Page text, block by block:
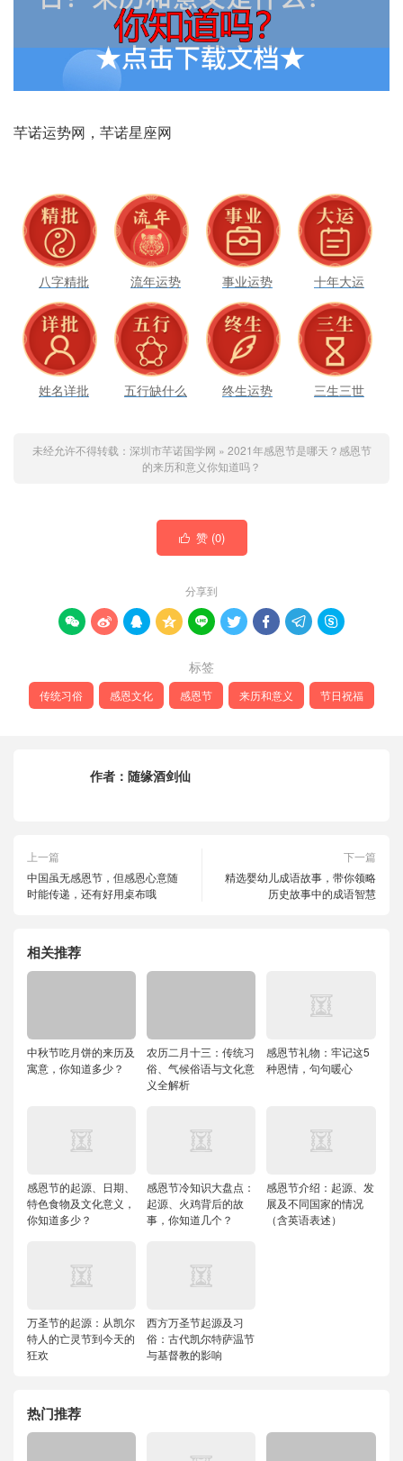
芊诺运‮网势‬，芊诺‮座星‬网
八字精批 流年运势 事业运势 十年大运
姓名详批 五行缺什么 终生运势 三生三世
未经允许不得转载： 深圳市芊诺国学网 » 2021年感恩节是哪天？感恩节
的来历和意义你知道吗？
 赞 (0)
分享到
        
标签
传统习俗 感恩文化 感恩节 来历和意义 节日祝福
作者： 随缘酒剑仙
上一篇
中国虽无感恩节，但感恩心意随
时能传递，还有好用桌布哦
下一篇
精选婴幼儿成语故事，带你领略
历史故事中的成语智慧
相关推荐
中秋节吃月饼的来历及
寓意，你知道多少？
农历二月十三：传统习
俗、气候俗语与文化意
义全解析
感恩节礼物：牢记这5
种恩情，句句暖心
感恩节的起源、日期、
特色食物及文化意义，
你知道多少？
感恩节冷知识大盘点：
起源、火鸡背后的故
事，你知道几个？
感恩节介绍：起源、发
展及不同国家的情况
（含英语表述）
万圣节的起源：从凯尔
特人的亡灵节到今天的
狂欢
西方万圣节起源及习
俗：古代凯尔特萨温节
与基督教的影响
热门推荐